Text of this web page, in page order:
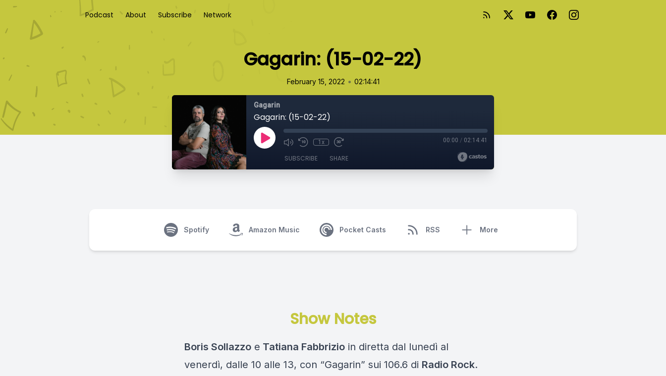
Podcast About Subscribe Network
Gagarin: (15-02-22)
February 15, 2022 • 02:14:41
Gagarin
Gagarin: (15-02-22)
1x 00:00 / 02:14:41
SUBSCRIBE SHARE
Spotify Amazon Music Pocket Casts RSS More
Show Notes
Boris Sollazzo e Tatiana Fabbrizio in diretta dal lunedì al
venerdì, dalle 10 alle 13, con “Gagarin” sui 106.6 di Radio Rock.